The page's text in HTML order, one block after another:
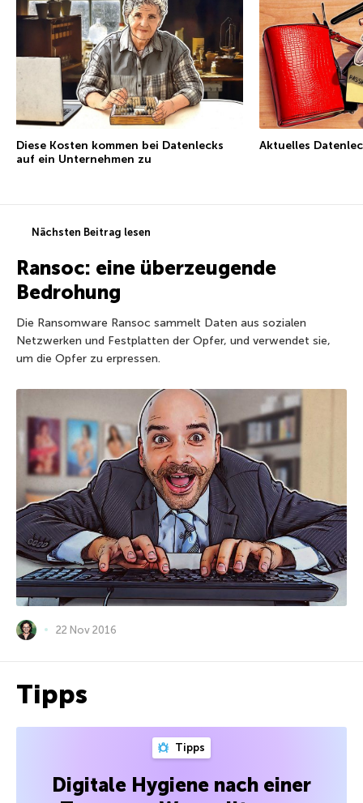
Diese Kosten kommen bei Datenlecks
auf ein Unternehmen zu
Aktuelles
Nächsten Beitrag lesen
Ransoc: eine überzeugende
Bedrohung
Die Ransomware Ransoc sammelt Daten aus sozialen
Netzwerken und Festplatten der Opfer, und verwendet sie,
um die Opfer zu erpressen.
22 Nov 2016
Tipps
Tipps
Digitale Hygiene nach einer